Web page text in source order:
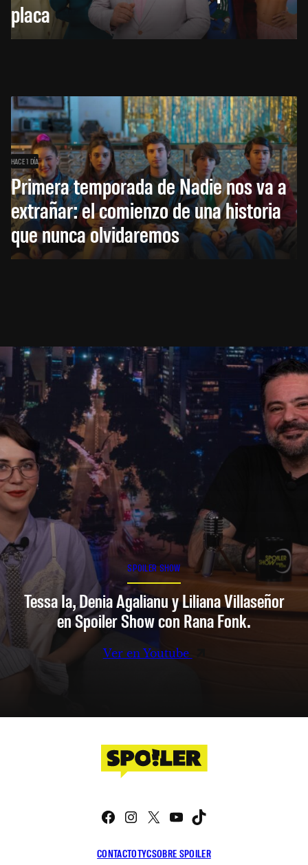
placa
HACE 1 DÍA
Primera temporada de Nadie nos va a
extrañar: el comienzo de una historia
que nunca olvidaremos
SPOILER SHOW
Tessa Ia, Denia Agalianu y Liliana Villaseñor
en Spoiler Show con Rana Fonk.
Ver en Youtube
CONTACTOTYCSOBRE SPOILER
Facebook
Instagram
X YouTube